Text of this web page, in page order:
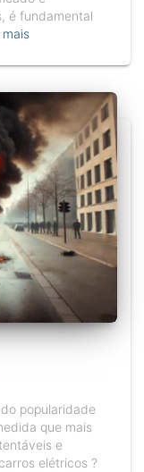
é fundamental
mais
popularidade
que mais
e
elétricos ?